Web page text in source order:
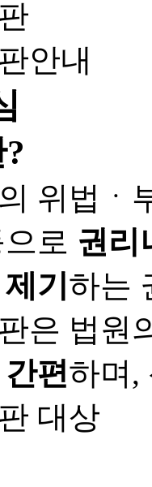
안내
위법ㆍ
로 권리
기하는
은 법원
편하며,
대상